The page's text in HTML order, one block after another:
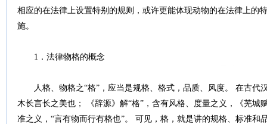
相应的在法律上设置特别的规则，或许更能体现动物的在法律上的
施。
1．法律物格的概念
人格、物格之“格”，应当是规格、格式，品质、风度。 在古代
木长言长之美也； 《辞源》解“格”，含有风格、度量之义，《芜城
准之义，“言有物而行有格也”。 可见，格，就是讲的规格、标准和